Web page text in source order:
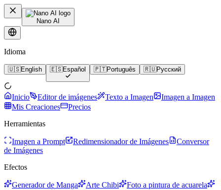
Nano AI
Idioma
🇺🇸English 🇪🇸Español 🇵🇹Português 🇷🇺Русский
Inicio Editor de imágenes Texto a Imagen
Imagen a Imagen
Mis Creaciones
Precios
Herramientas
Imagen a Prompt Redimensionador de Imágenes
Conversor
de Imágenes
Efectos
Generador de Manga Arte Chibi
Foto a pintura de acuarela